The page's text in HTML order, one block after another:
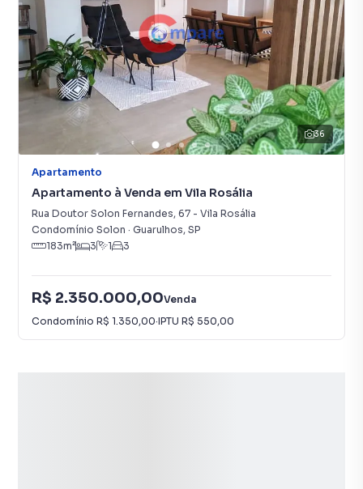
36
Apartamento
Apartamento à Venda em Vila Rosália
Rua Doutor Solon Fernandes, 67 - Vila Rosália
Condomínio Solon · Guarulhos, SP
183m² 3 1 3
R$ 2.350.000,00Venda
Condomínio R$ 1.350,00·IPTU R$ 550,00